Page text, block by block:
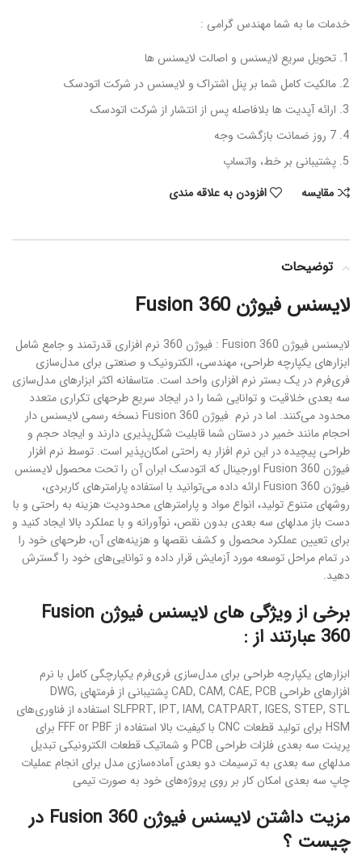
خدمات ما به شما مهندس گرامی :
تحویل سریع لایسنس و اصالت لایسنس ها
مالکیت کامل شما بر پنل اشتراک و لایسنس در شرکت اتودسک
ارائه آپدیت ها بلافاصله پس از انتشار از شرکت اتودسک
7 روز ضمانت بازگشت وجه
پشتیبانی بر خط، واتساپ
مقایسه
افزودن به علاقه مندی
توضیحات
لایسنس فیوژن Fusion 360
لایسنس فیوژن Fusion 360 : فیوژن 360 نرم افزاری قدرتمند و جامع شامل
ابزارهای یکپارچه طراحی، مهندسی، الکترونیک و صنعتی برای مدل‌سازی
فری‌فرم در یک بستر نرم افزاری واحد است. متاسفانه اکثر ابزارهای مدل‌سازی
سه بعدی خلاقیت و توانایی شما را در ایجاد سریع طرحهای تکراری متعدد
محدود می‌کنند. اما در نرم فیوژن Fusion 360 نسخه رسمی لایسنس دار
احجام مانند خمیر در دستان شما قابلیت شکل‌پذیری دارند و ایجاد حجم و
طراحی پیچیده در این نرم افزار به راحتی امکان‌پذیر است. توسط نرم افزار
فیوژن Fusion 360 اورجینال که اتودسک ابران آن را تحت محصول لایسنس
فیوژن Fusion 360 ارائه داده می‌توانید با استفاده پارامترهای کاربردی،
روشهای متنوع تولید، انواع مواد و پارامترهای محدودیت هزینه به راحتی و با
دست باز مدلهای سه بعدی بدون نقص، نوآورانه و با عملکرد بالا ایجاد کنید و
برای تعیین عملکرد محصول و کشف نقصها و هزینه‌های آن، طرحهای خود را
در تمام مراحل توسعه مورد آزمایش قرار داده و توانایی‌های خود را گسترش
دهید.
برخی از ویژگی های لایسنس فیوژن Fusion
360 عبارتند از :
ابزارهای یکپارچه طراحی برای مدل‌سازی فری‌فرم یکپارچگی کامل با نرم
افزارهای طراحی CAD, CAM, CAE, PCB پشتیبانی از فرمتهای DWG,
SLFPRT, IPT, IAM, CATPART, IGES, STEP, STL استفاده از فناوری‌های
HSM برای تولید قطعات CNC با کیفیت بالا استفاده از FFF or PBF برای
پرینت سه بعدی فلزات طراحی PCB و شماتیک قطعات الکترونیکی تبدیل
مدلهای سه بعدی به ترسیمات دو بعدی آماده‌سازی مدل برای انجام عملیات
چاپ سه بعدی امکان کار بر روی پروژه‌های خود به صورت تیمی
مزیت داشتن لایسنس فیوژن Fusion 360 در
چیست ؟